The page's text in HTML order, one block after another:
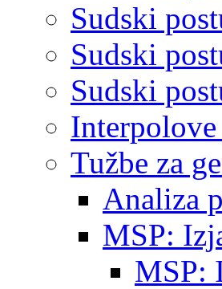
Sudski
Sudski
Sudski
Tužbe za
Analiza
MSP:
MSP: